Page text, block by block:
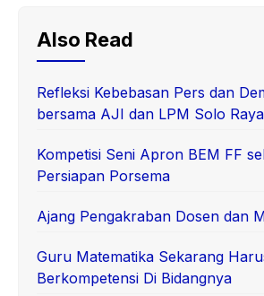
Also Read
Refleksi Kebebasan Pers dan
bersama AJI dan LPM Solo Raya
Kompetisi Seni Apron BEM FF
Persiapan Porsema
Ajang Pengakraban Dosen dan
Guru Matematika Sekarang
Berkompetensi Di Bidangnya